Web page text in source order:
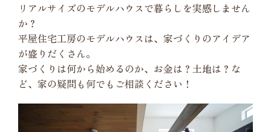
リアルサイズのモデルハウスで暮らしを実感しません
か？
平屋住宅工房のモデルハウスは、家づくりのアイデア
が盛りだくさん。
家づくりは何から始めるのか、お金は？土地は？な
ど、家の疑問も何でもご相談ください！